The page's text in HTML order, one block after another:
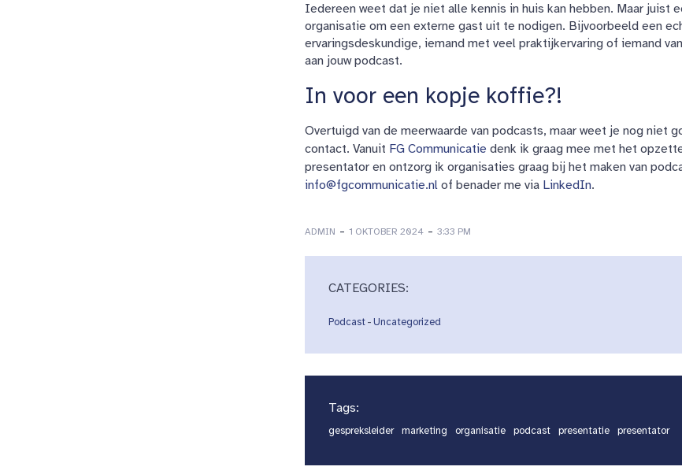
Iedereen weet dat je niet alle kennis in huis kan hebben. Maar juist
organisatie om een externe gast uit te nodigen. Bijvoorbeeld een
ervaringsdeskundige, iemand met veel praktijkervaring of iemand
aan jouw podcast.
In voor een kopje koffie?!
Overtuigd van de meerwaarde van podcasts, maar weet je nog niet
contact. Vanuit FG Communicatie denk ik graag mee met het
presentator en ontzorg ik organisaties graag bij het maken van
info@fgcommunicatie.nl of benader me via LinkedIn.
ADMIN - 1 OKTOBER 2024 - 3:33 PM
CATEGORIES:
Podcast-Uncategorized
Tags:
gespreksleider marketing organisatie podcast presentatie presentator